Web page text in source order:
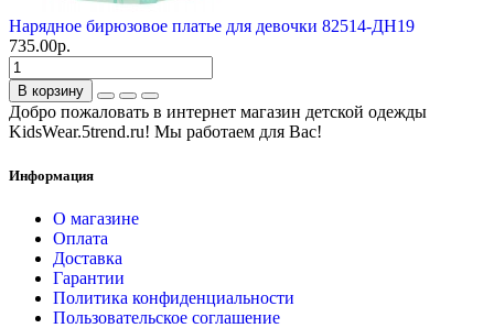
Нарядное бирюзовое платье для девочки 82514-ДН19
735.00р.
В корзину
Добро пожаловать в интернет магазин детской одежды
KidsWear.5trend.ru! Мы работаем для Вас!
Информация
О магазине
Оплата
Доставка
Гарантии
Политика конфиденциальности
Пользовательское соглашение